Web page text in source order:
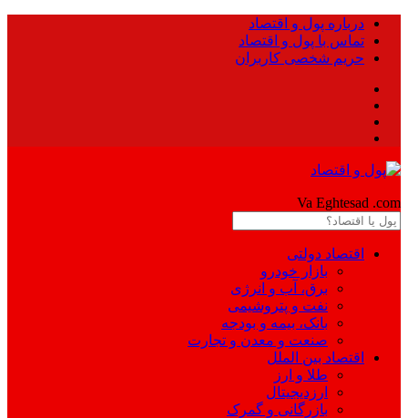
درباره پول و اقتصاد
تماس با پول و اقتصاد
حریم شخصی کاربران
Va Eghtesad .com
اقتصاد دولتی
بازار خودرو
برق، آب و انرژی
نفت و پتروشیمی
بانک، بیمه و بودجه
صنعت و معدن و تجارت
اقتصاد بین الملل
طلا و ارز
ارزدیجیتال
بازرگانی و گمرک